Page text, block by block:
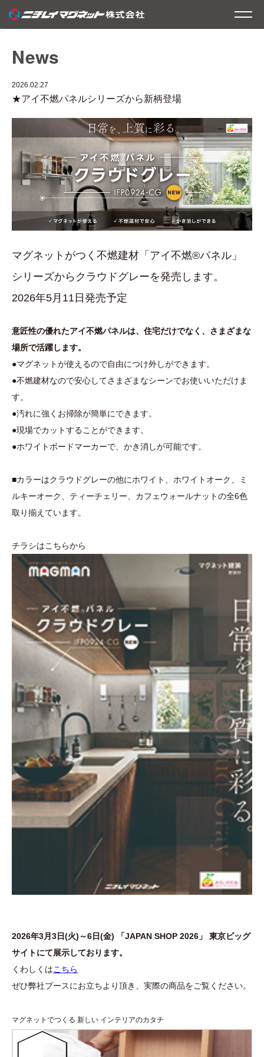
News
2026.02.27
★アイ不燃パネルシリーズから新柄登場
マグネットがつく不燃建材「アイ不燃®パネル」
シリーズからクラウドグレーを発売します。
2026年5月11日発売予定
意匠性の優れたアイ不燃パネルは、住宅だけでなく、さまざまな
場所で活躍します。
●マグネットが使えるので自由につけ外しができます。
●不燃建材なので安心してさまざまなシーンでお使いいただけま
す。
●汚れに強くお掃除が簡単にできます。
●現場でカットすることができます。
●ホワイトボードマーカーで、かき消しが可能です。
■カラーはクラウドグレーの他にホワイト、ホワイトオーク、ミ
ルキーオーク、ティーチェリー、カフェウォールナットの全6色
取り揃えています。
チラシはこちらから
2026年3月3日(火)～6日(金) 「JAPAN SHOP 2026」 東京ビッグ
サイトにて展示しております。
くわしくはこちら
ぜひ弊社ブースにお立ちより頂き、実際の商品をご覧ください。
マグネットでつくる 新しい インテリアのカタチ